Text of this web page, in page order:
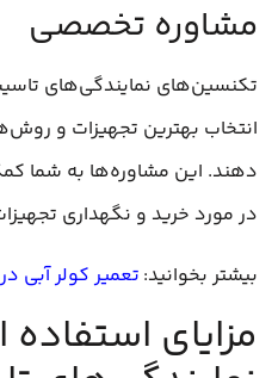
مشاوره تخصصی
تکنسین‌های نمایندگی‌های
انتخاب بهترین تجهیزات و
دهند. این مشاوره‌ها به شما
در مورد خرید و نگهداری
بیشتر بخوانید: تعمیر کولر آبی
مزایای